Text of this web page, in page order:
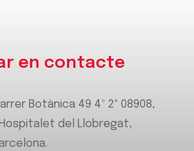
en contacte
Botànica 49 4º 2ª 08908,
del Llobregat,